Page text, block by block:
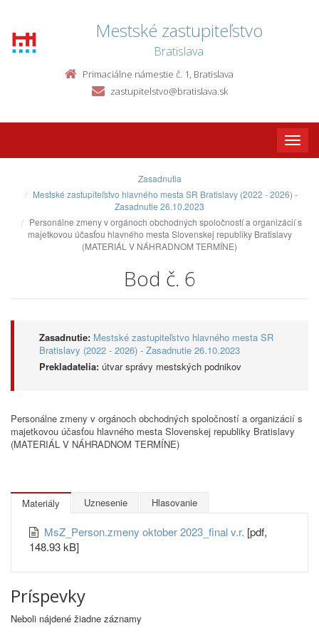
Mestské zastupiteľstvo
Bratislava
Primaciálne námestie č. 1, Bratislava
zastupitelstvo@bratislava.sk
Toggle
Zasadnutia
Mestské zastupiteľstvo hlavného mesta SR Bratislavy (2022 - 2026) -
Zasadnutie 26.10.2023
Personálne zmeny v orgánoch obchodných spoločností a organizácií s
majetkovou účasťou hlavného mesta Slovenskej republiky Bratislavy
(MATERIÁL V NÁHRADNOM TERMÍNE)
Bod č. 6
Zasadnutie: Mestské zastupiteľstvo hlavného mesta SR
Bratislavy (2022 - 2026) - Zasadnutie 26.10.2023
Prekladatelia: útvar správy mestských podnikov
Personálne zmeny v orgánoch obchodných spoločností a organizácií s
majetkovou účasťou hlavného mesta Slovenskej republiky Bratislavy
(MATERIÁL V NÁHRADNOM TERMÍNE)
Materiály Uznesenie Hlasovanie
MsZ_Person.zmeny oktober 2023_final v.r. [pdf,
148.93 kB]
Príspevky
Neboli nájdené žiadne záznamy